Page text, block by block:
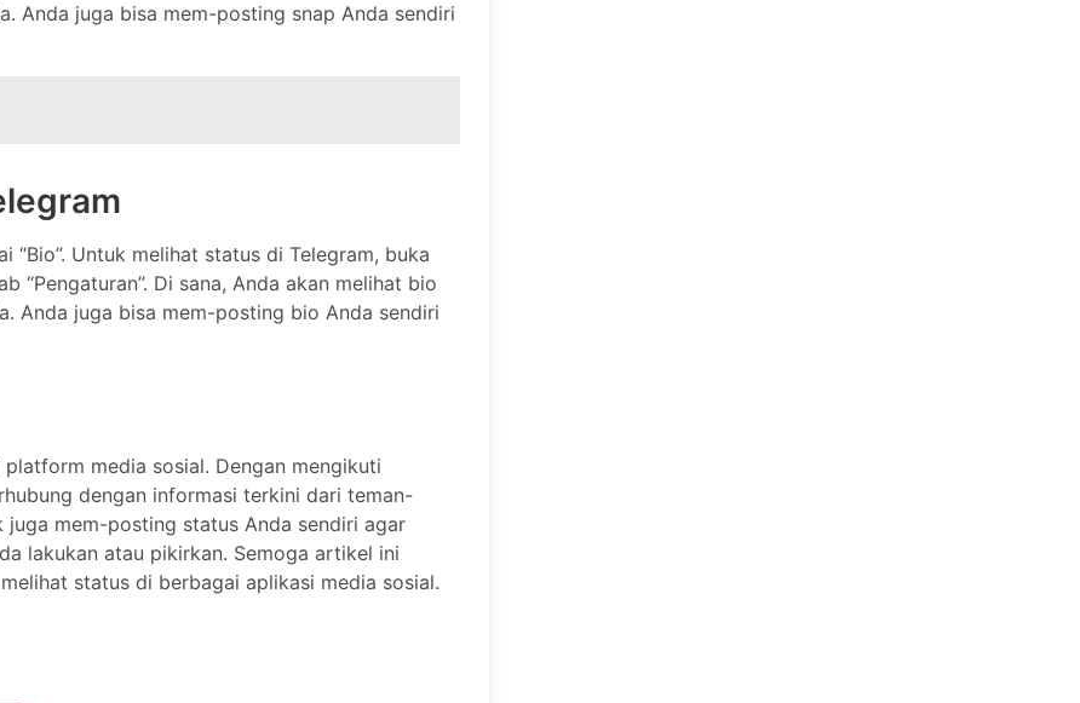
Anda juga bisa mem-posting snap Anda sendiri
“Bio”. Untuk melihat status di Telegram, buka
“Pengaturan”. Di sana, Anda akan melihat bio
Anda juga bisa mem-posting bio Anda sendiri
media sosial. Dengan mengikuti
dengan informasi terkini dari teman-
mem-posting status Anda sendiri agar
lakukan atau pikirkan. Semoga artikel ini
status di berbagai aplikasi media sosial.